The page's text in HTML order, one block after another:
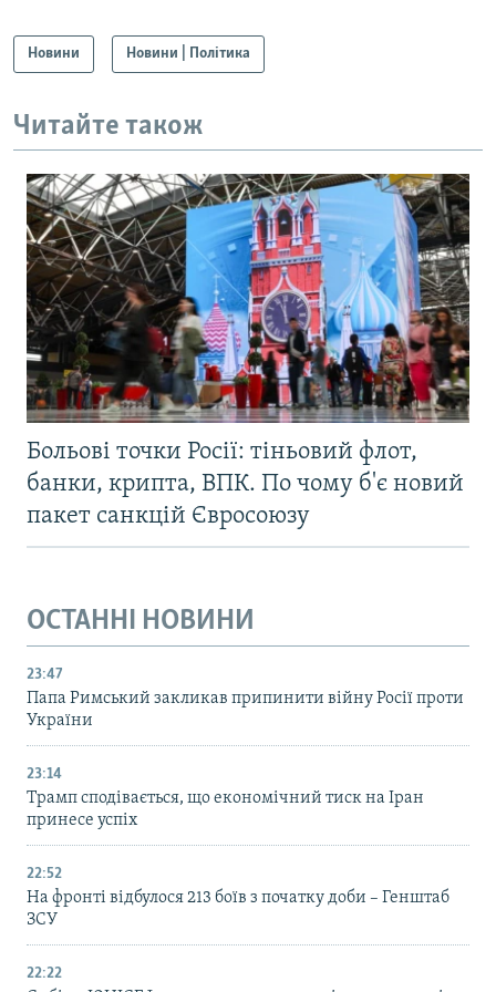
Новини Новини | Політика
Читайте також
Больові точки Росії: тіньовий флот,
банки, крипта, ВПК. По чому б'є новий
пакет санкцій Євросоюзу
ОСТАННІ НОВИНИ
23:47
Папа Римський закликав припинити війну Росії проти
України
23:14
Трамп сподівається, що економічний тиск на Іран
принесе успіх
22:52
На фронті відбулося 213 боїв з початку доби – Генштаб
ЗСУ
22:22